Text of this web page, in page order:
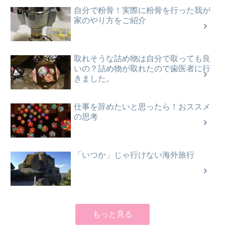
自分で粉骨！実際に粉骨を行った我が
家のやり方をご紹介
取れそうな詰め物は自分で取っても良
いの？詰め物が取れたので歯医者に行
きました。
仕事を辞めたいと思ったら！おススメ
の思考
「いつか」じゃ行けない海外旅行
もっと見る